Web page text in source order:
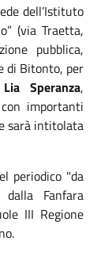
dell’Istituto
(via Traetta,
pubblica,
di Bitonto, per
Lia Speranza,
importanti
sarà intitolata
periodico "da
Fanfara
III Regione